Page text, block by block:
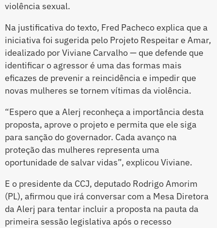
violência sexual.
Na justificativa do texto, Fred Pacheco explica que a
iniciativa foi sugerida pelo Projeto Respeitar e Amar,
idealizado por Viviane Carvalho — que defende que
identificar o agressor é uma das formas mais
eficazes de prevenir a reincidência e impedir que
novas mulheres se tornem vítimas da violência.
“Espero que a Alerj reconheça a importância desta
proposta, aprove o projeto e permita que ele siga
para sanção do governador. Cada avanço na
proteção das mulheres representa uma
oportunidade de salvar vidas”, explicou Viviane.
E o presidente da CCJ, deputado Rodrigo Amorim
(PL), afirmou que irá conversar com a Mesa Diretora
da Alerj para tentar incluir a proposta na pauta da
primeira sessão legislativa após o recesso